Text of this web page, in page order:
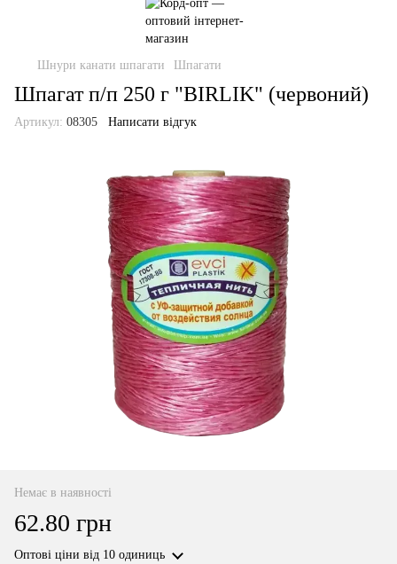
Шнури канати шпагати Шпагати
Шпагат п/п 250 г "BIRLIK" (червоний)
Артикул: 08305 Написати відгук
Немає в наявності
62.80 грн
Оптові ціни від 10 одиниць